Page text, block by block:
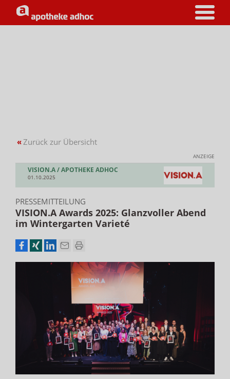
«Zurück zur Übersicht
ANZEIGE
VISION.A / APOTHEKE ADHOC
01.10.2025
PRESSEMITTEILUNG
VISION.A Awards 2025: Glanzvoller Abend
im Wintergarten Varieté